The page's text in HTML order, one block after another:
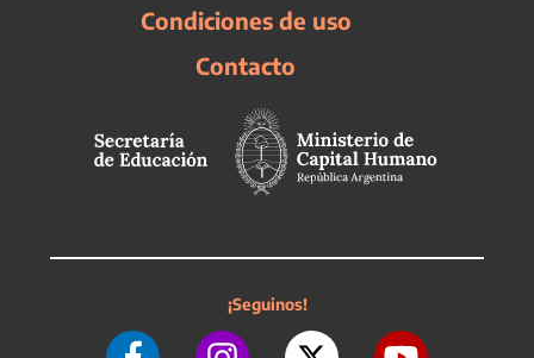
Condiciones de uso
Contacto
¡Seguinos!